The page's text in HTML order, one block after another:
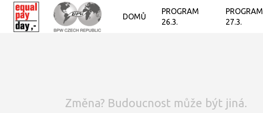
DOMŮ
PROGRAM
26.3.
PROGRAM
27.3.
Změna? Budoucnost může být jiná.